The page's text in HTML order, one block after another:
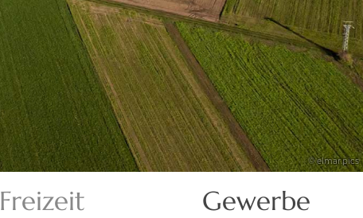
© elmar.pics
Freizeit Gewerbe